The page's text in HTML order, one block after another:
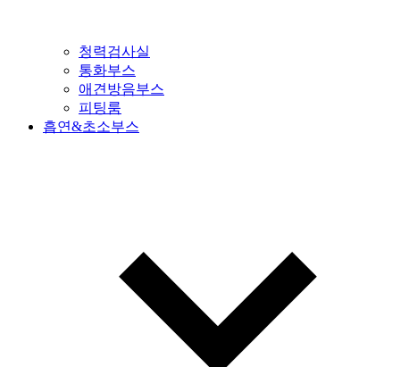
청력검사실
통화부스
애견방음부스
피팅룸
흡연&초소부스